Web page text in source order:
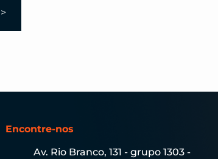
>
Encontre-nos
Av. Rio Branco, 131 - grupo 1303 -